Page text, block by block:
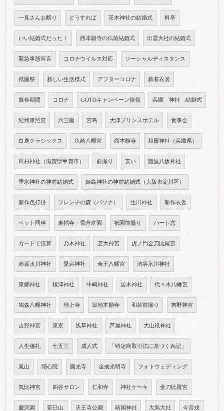
一見さんお断り どうすれば 茨木神社の結婚式 料亭
いい結婚式だった！ 西本願寺の仏前結婚式 出雲大社の結婚式
緊急事態宣言 コロナウイルス対応 ソーシャルディスタンス
祇園祭 新しい生活様式 アフターコロナ 新着衣裳
服喪期間 コロナ GOTOキャンペーン情報 兵庫 神社 結婚式
紀州東照宮 六三園 宮島 大津プリンスホテル 食事会
白鹿クラシックス 魚崎八幡宮 西本願寺 和田神社（兵庫県）
田村神社（滋賀県甲賀市） 前撮り 安い 難波八坂神社
垂水神社の神前結婚式 姫島神社の神前結婚式（大阪市淀川区）
新作色打掛 フレンチの森（パソナ） 生田神社 新作衣裳
ペット同伴 東福寺・雪舟庭園 祇園前撮り ハート窓
カードで清算 乃木神社 芝大神宮 虎ノ門金刀比羅宮
赤坂氷川神社 愛宕神社 金王八幡宮 渋谷氷川神社
東郷神社 根津神社 牛嶋神社 居木神社 代々木八幡宮
鳩森八幡神社 増上寺 築地本願寺 和装前撮り 吉野神宮
吉野神宮 東京 浅草神社 芦屋神社 大山祇神社
人生儀礼 七五三 成人式 「特定商取引法に基づく表記」
嵐山 隋心院 圓光寺 金戒光明寺 フォトウェディング
気比神宮 四谷サロン 仁和寺 神社ケーキ 金刀比羅宮
慶沢園 茶臼山 天王寺公園 靖国神社 大鳥大社 今宮戎